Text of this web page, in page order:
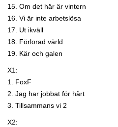
15. Om det här är vintern
16. Vi är inte arbetslösa
17. Ut ikväll
18. Förlorad värld
19. Kär och galen
X1:
1. FoxF
2. Jag har jobbat för hårt
3. Tillsammans vi 2
X2: